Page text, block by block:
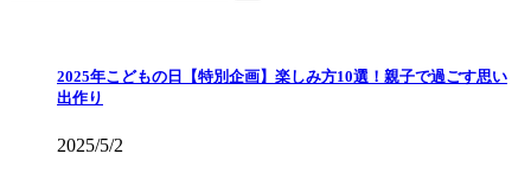
2025年こどもの日【特別企画】楽しみ方10選！親子で過ごす思い
出作り
2025/5/2